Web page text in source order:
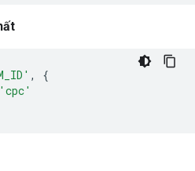
,
{
'cpc'